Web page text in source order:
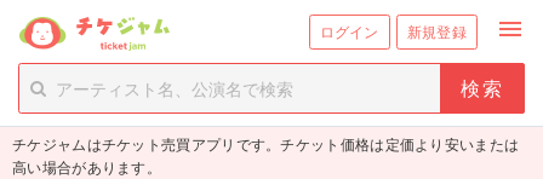
ログイン 新規登録 menu
person_add 新規会員登録
チケットを探す
チケジャムはチケット売買アプリです。チケット価格は定価より安いまたは
高い場合があります。